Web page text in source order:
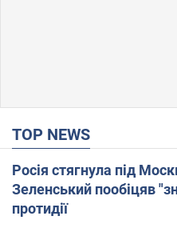
TOP NEWS
Росія стягнула під
Зеленський пообіцяв
протидії